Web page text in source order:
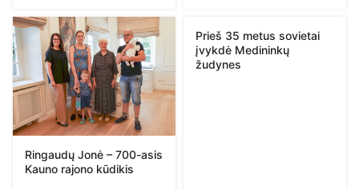
Ringaudų Jonė – 700-asis
Kauno rajono kūdikis
Prieš 35 metus sovietai
įvykdė Medininkų
žudynes